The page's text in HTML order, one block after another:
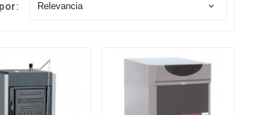
Relevancia 